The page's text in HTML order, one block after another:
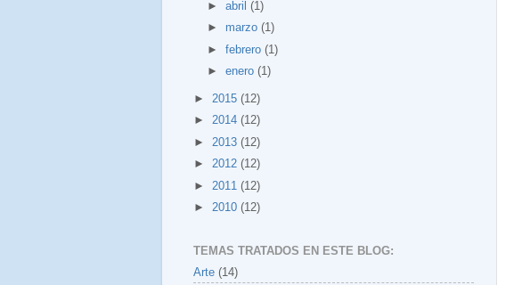
►abril(1)
► marzo(1)
►febrero(1)
►enero(1)
► 2015 (12)
► 2014 (12)
► 2013 (12)
► 2012 (12)
► 2011 (12)
► 2010 (12)
TEMAS TRATADOS EN ESTE BLOG:
Arte (14)